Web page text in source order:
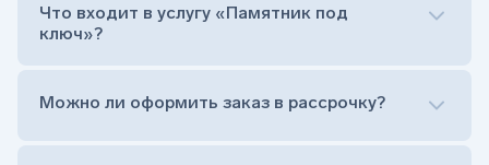
Что входит в услугу «Памятник под
ключ»?
Можно ли оформить заказ в рассрочку?